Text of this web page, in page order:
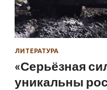
ЛИТЕРАТУРА
«Серьёзная
уникальны